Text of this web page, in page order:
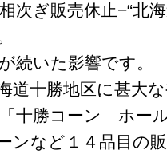
次ぎ販売休止−“北
続いた影響です。
道十勝地区に甚大
十勝コーン ホー
ンなど１４品目の